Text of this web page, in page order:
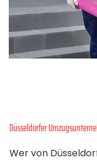
Düsseldorfer
Wer von